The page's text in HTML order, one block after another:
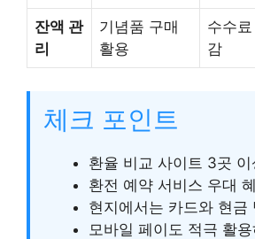
잔액 관
리
기념품 구매
활용
수수료
감
체크 포인트
환율 비교 사이트 3곳
환전 예약 서비스 우대
현지에서는 카드와 현금
모바일 페이도 적극 활용